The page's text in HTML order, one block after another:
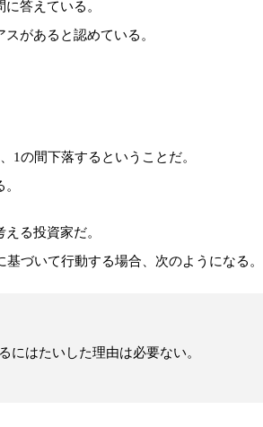
答えている。
があると認めている。
1の間下落するということだ。
る投資家だ。
づいて行動する場合、次のようになる。
にはたいした理由は必要ない。